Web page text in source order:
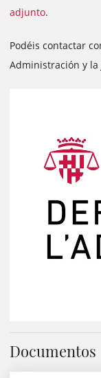
adjunto.
Podéis contactar
Administración y la
Documentos